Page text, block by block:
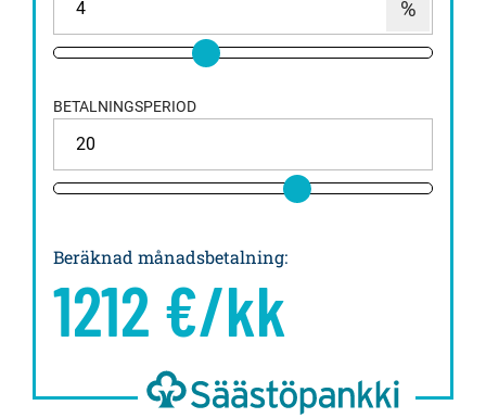
BETALNINGSPERIOD
Beräknad månadsbetalning:
1212 €/kk